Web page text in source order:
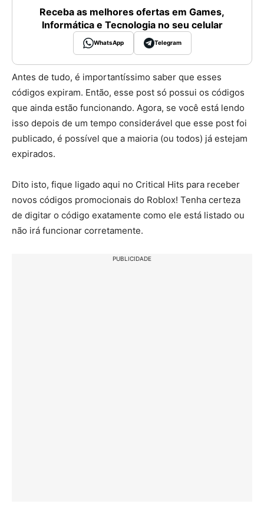
Receba as melhores ofertas em Games,
Informática e Tecnologia no seu celular
WhatsApp Telegram
Antes de tudo, é importantíssimo saber que esses
códigos expiram. Então, esse post só possui os códigos
que ainda estão funcionando. Agora, se você está lendo
isso depois de um tempo considerável que esse post foi
publicado, é possível que a maioria (ou todos) já estejam
expirados.
Dito isto, fique ligado aqui no Critical Hits para receber
novos códigos promocionais do Roblox! Tenha certeza
de digitar o código exatamente como ele está listado ou
não irá funcionar corretamente.
PUBLICIDADE